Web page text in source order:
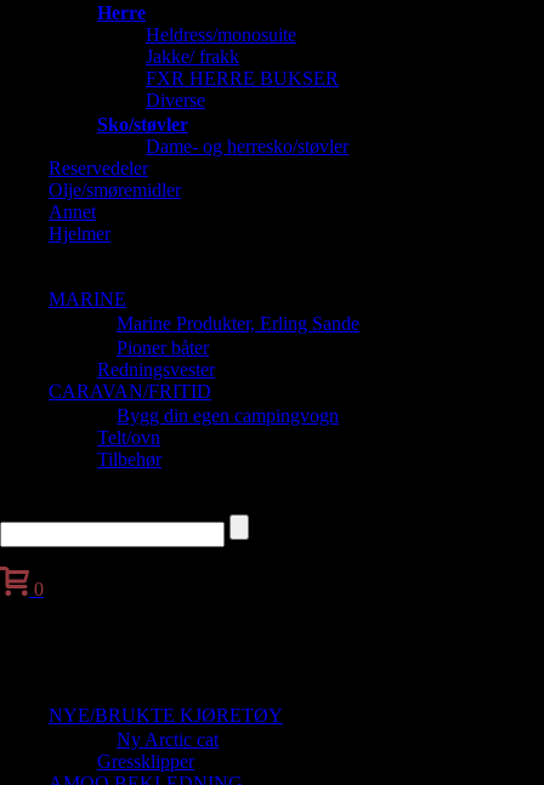
Herre
Heldress/monosuite
Jakke/ frakk
FXR HERRE BUKSER
Diverse
Sko/støvler
Dame- og herresko/støvler
Reservedeler
Olje/smøremidler
Annet
Hjelmer
MARINE
Marine Produkter, Erling Sande
Pioner båter
Redningsvester
CARAVAN/FRITID
Bygg din egen campingvogn
Telt/ovn
Tilbehør
0
NYE/BRUKTE KJØRETØY
Ny Arctic cat
Gressklipper